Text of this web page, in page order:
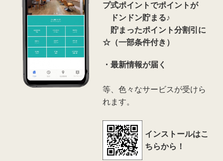
プ式ポイントでポイントが
ドンドン貯まる♪
貯まったポイント分割引に
☆（一部条件付き）
・最新情報が届く
等、色々なサービスが受けら
れます。
インストールはこ
ちらから！